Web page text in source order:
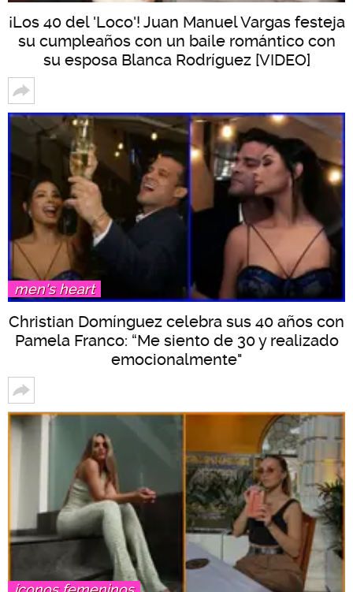
¡Los 40 del 'Loco'! Juan Manuel Vargas festeja
su cumpleaños con un baile romántico con
su esposa Blanca Rodríguez [VIDEO]
men's heart
Christian Domínguez celebra sus 40 años con
Pamela Franco: “Me siento de 30 y realizado
emocionalmente"